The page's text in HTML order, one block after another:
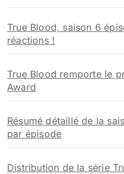
True Blood, saison 6
réactions !
True Blood remporte le
Award
Résumé détaillé de la
par épisode
Distribution de la série